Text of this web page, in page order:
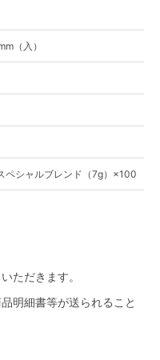
（入）
ペシャルブレンド（7g）×100
ただきます。
明細書等が送られること